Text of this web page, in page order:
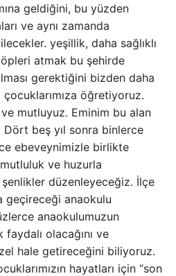
geldiğini, bu yüzden
ve aynı zamanda
yeşillik, daha sağlıklı
atmak bu şehirde
gerektiğini bizden daha
öğretiyoruz.
mutluyuz. Eminim bu alan
beş yıl sonra binlerce
ebeveynimizle birlikte
ve huzurla
düzenleyeceğiz. İlçe
geçireceği anaokulu
anaokulumuzun
olacağını ve
hale getireceğini biliyoruz.
hayatları için “son